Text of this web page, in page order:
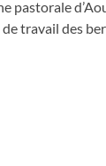
pastorale
travail des